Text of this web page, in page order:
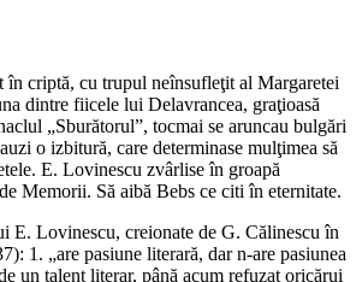
în criptă, cu trupul neînsufleţit al Margaretei
dintre fiicele lui Delavrancea, graţioasă
„Sburătorul”, tocmai se aruncau bulgări
o izbitură, care determinase mulţimea să
E. Lovinescu zvârlise în groapă
Memorii. Să aibă Bebs ce citi în eternitate.
E. Lovinescu, creionate de G. Călinescu în
1. „are pasiune literară, dar n-are pasiunea
un talent literar, până acum refuzat oricărui